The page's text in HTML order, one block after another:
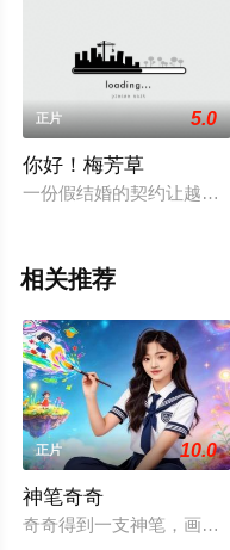
正片 5.0
你好！梅芳草
一份假结婚的契约让越南
相关推荐
正片 10.0
神笔奇奇
奇奇得到一支神笔，画出